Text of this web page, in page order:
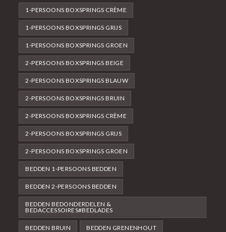
1-PERSOONS BOXSPRINGS CRÈME
1-PERSOONS BOXSPRINGS GRIJS
1-PERSOONS BOXSPRINGS GROEN
2-PERSOONS BOXSPRINGS BEIGE
2-PERSOONS BOXSPRINGS BLAUW
2-PERSOONS BOXSPRINGS BRUIN
2-PERSOONS BOXSPRINGS CRÈME
2-PERSOONS BOXSPRINGS GRIJS
2-PERSOONS BOXSPRINGS GROEN
BEDDEN 1-PERSOONS BEDDEN
BEDDEN 2-PERSOONS BEDDEN
BEDDEN BEDONDERDELEN &
BEDACCESSOIRES#BEDLADES
BEDDEN BRUIN BEDDEN GRENENHOUT